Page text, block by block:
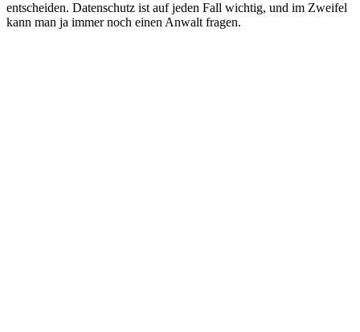
entscheiden. Datenschutz ist auf jeden Fall wichtig, und im Zweifel
kann man ja immer noch einen Anwalt fragen.